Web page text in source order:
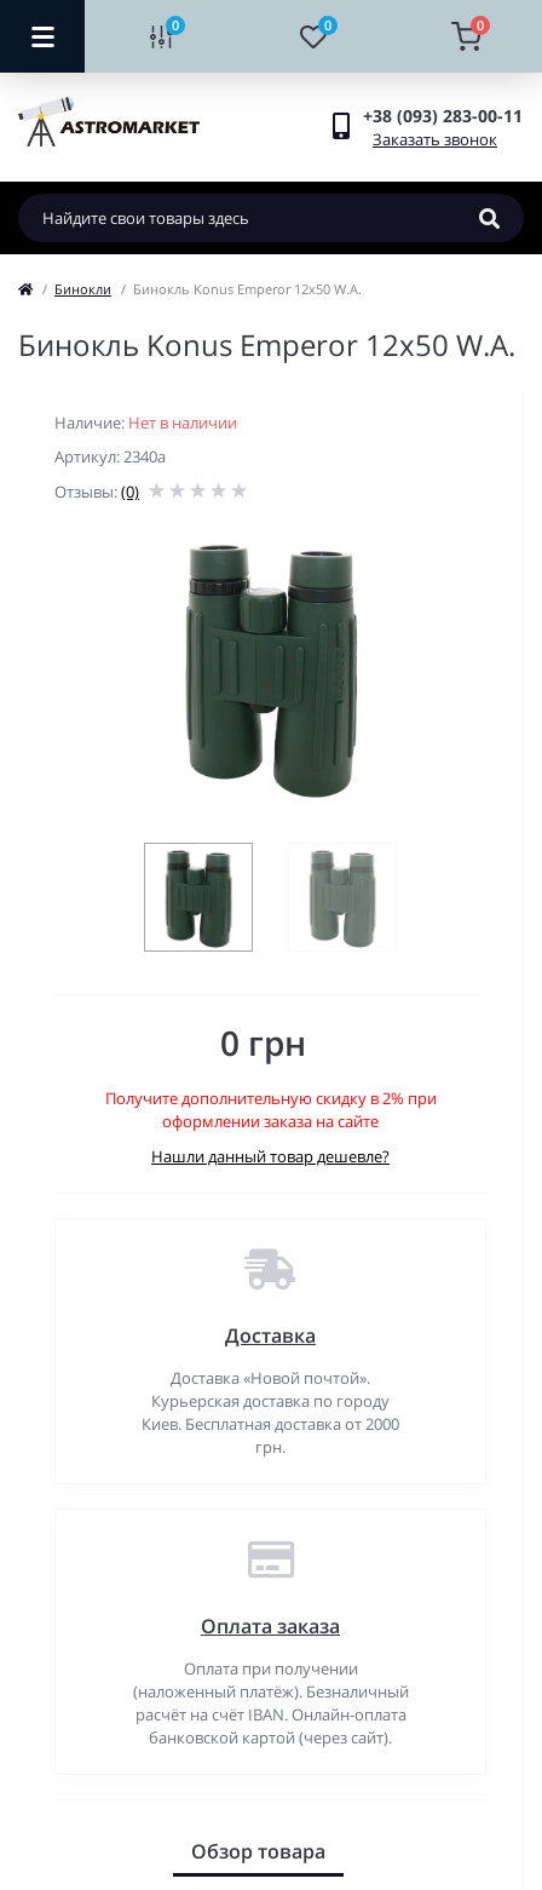
0 0 0
+38 (093) 283-00-11
Заказать звонок
Бинокли Бинокль Konus Emperor 12x50 W.A.
Бинокль Konus Emperor 12x50 W.A.
Наличие: Нет в наличии
Артикул: 2340a
Отзывы:(0)
0 грн
Получите дополнительную скидку в 2% при
оформлении заказа на сайте
Нашли данный товар дешевле?
Доставка
Доставка «Новой почтой».
Курьерская доставка по городу
Киев. Бесплатная доставка от 2000
грн.
Оплата заказа
Оплата при получении
(наложенный платёж). Безналичный
расчёт на счёт IBAN. Онлайн-оплата
банковской картой (через сайт).
Обзор товара